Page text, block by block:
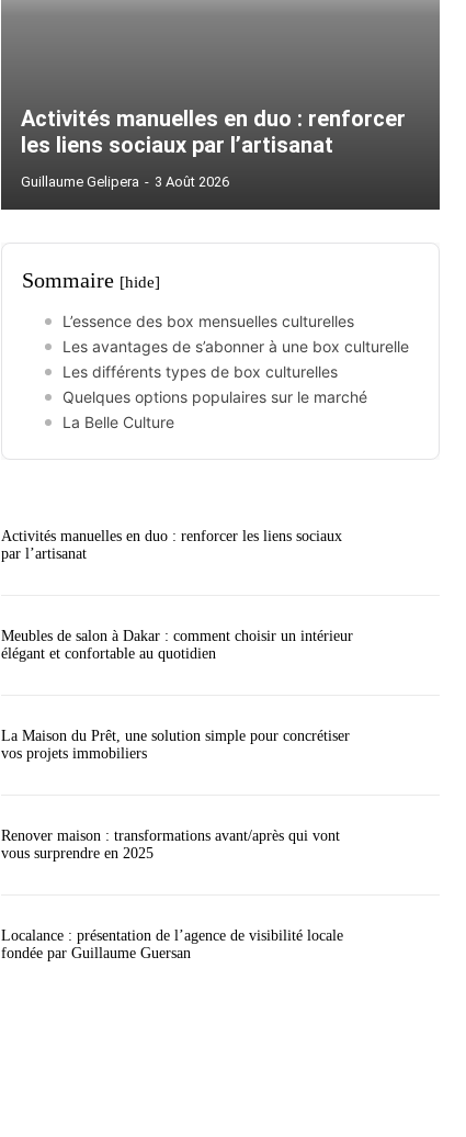
Activités manuelles en duo : renforcer
les liens sociaux par l’artisanat
Guillaume Gelipera - 3 Août 2026
Sommaire [hide]
L’essence des box mensuelles culturelles
Les avantages de s’abonner à une box culturelle
Les différents types de box culturelles
Quelques options populaires sur le marché
La Belle Culture
Activités manuelles en duo : renforcer les liens sociaux
par l’artisanat
Meubles de salon à Dakar : comment choisir un intérieur
élégant et confortable au quotidien
La Maison du Prêt, une solution simple pour concrétiser
vos projets immobiliers
Renover maison : transformations avant/après qui vont
vous surprendre en 2025
Localance : présentation de l’agence de visibilité locale
fondée par Guillaume Guersan